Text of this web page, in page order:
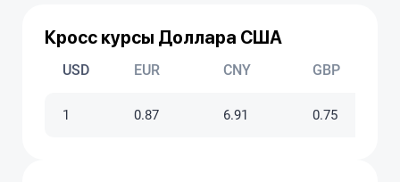
пользования.
Кросс курсы Доллара США
USD EUR CNY GBP
1 0.87 6.91 0.75